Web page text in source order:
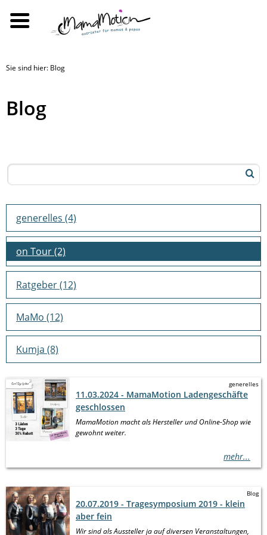
Sie sind hier: Blog
Blog
generelles (4)
on Tour(2)
Ratgeber(12)
MaMo (12)
Kumja (8)
generelles
11.03.2024
MamaMotion Ladengeschäfte
geschlossen
MamaMotion macht als Hersteller und Online-Shop wie
gewohnt weiter.
mehr...
Blog
20.07.2019
Tragesymposium 2019 - klein
aber fein
Wir sind als Aussteller ja auf diversen Veranstaltungen,